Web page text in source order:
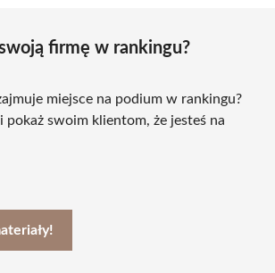
firmę w rankingu?
miejsce na podium w rankingu?
pokaż swoim klientom, że jesteś na